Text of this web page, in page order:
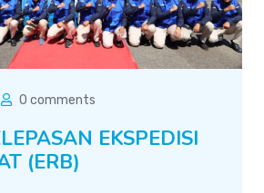
0 comments
EKSPEDISI
(ERB)